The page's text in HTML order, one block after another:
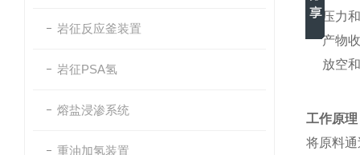
岩征反应釜装置
岩征PSA氢
熔盐浸渗系统
重油加氢装置
压力
产物
放空
工作原理
将原料